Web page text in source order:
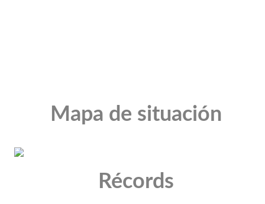
Mapa de situación
Récords